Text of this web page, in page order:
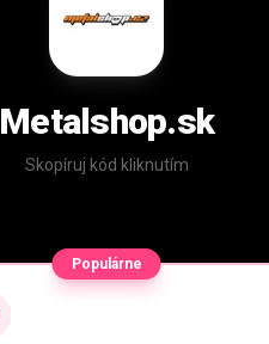
Metalshop.sk
Skopíruj kód kliknutím
Populárne